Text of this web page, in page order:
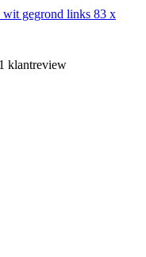
gegrond links 83 x
klantreview